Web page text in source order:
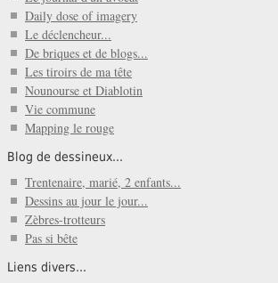
Daily dose of imagery
Le déclencheur...
De briques et de blogs...
Les tiroirs de ma tête
Nounourse et Diablotin
Vie commune
Mapping le rouge
Blog de dessineux...
Trentenaire, marié, 2 enfants...
Dessins au jour le jour...
Zèbres-trotteurs
Pas si bête
Liens divers...